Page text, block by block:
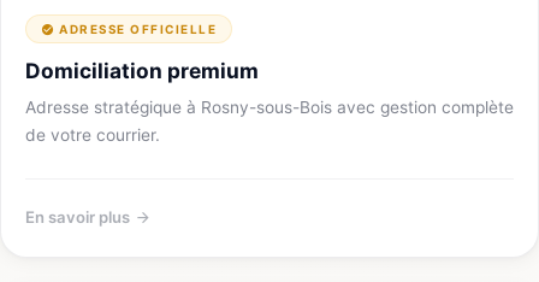
ADRESSE OFFICIELLE
Domiciliation premium
Adresse stratégique à Rosny-sous-Bois avec gestion complète
de votre courrier.
En savoir plus